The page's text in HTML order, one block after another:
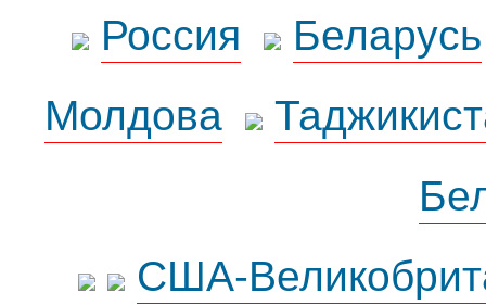
Россия
Беларусь
Молдова
США-